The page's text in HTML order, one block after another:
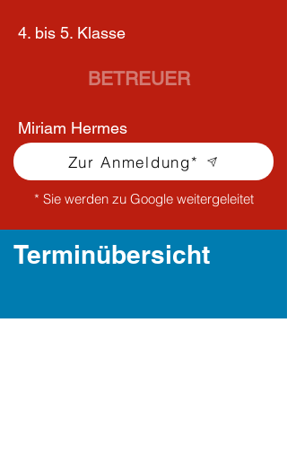
4. bis 5. Klasse
BETREUER
Miriam Hermes
Zur Anmeldung*
* Sie werden zu Google weitergeleitet
Terminübersicht